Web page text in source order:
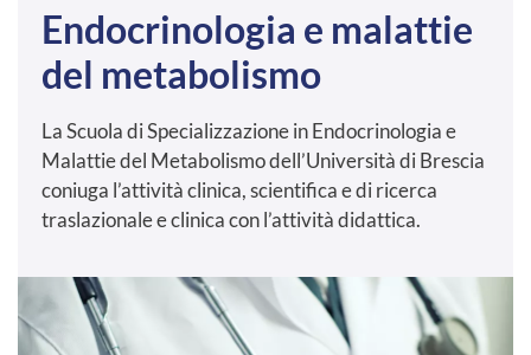
Endocrinologia e malattie
del metabolismo
La Scuola di Specializzazione in Endocrinologia e
Malattie del Metabolismo dell’Università di Brescia
coniuga l’attività clinica, scientifica e di ricerca
traslazionale e clinica con l’attività didattica.